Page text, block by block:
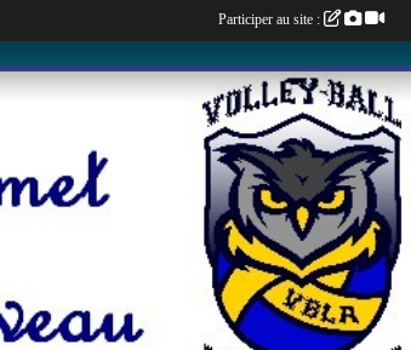
Participer au site :